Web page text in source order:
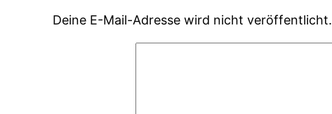
Deine E-Mail-Adresse wird nicht veröffentlicht.